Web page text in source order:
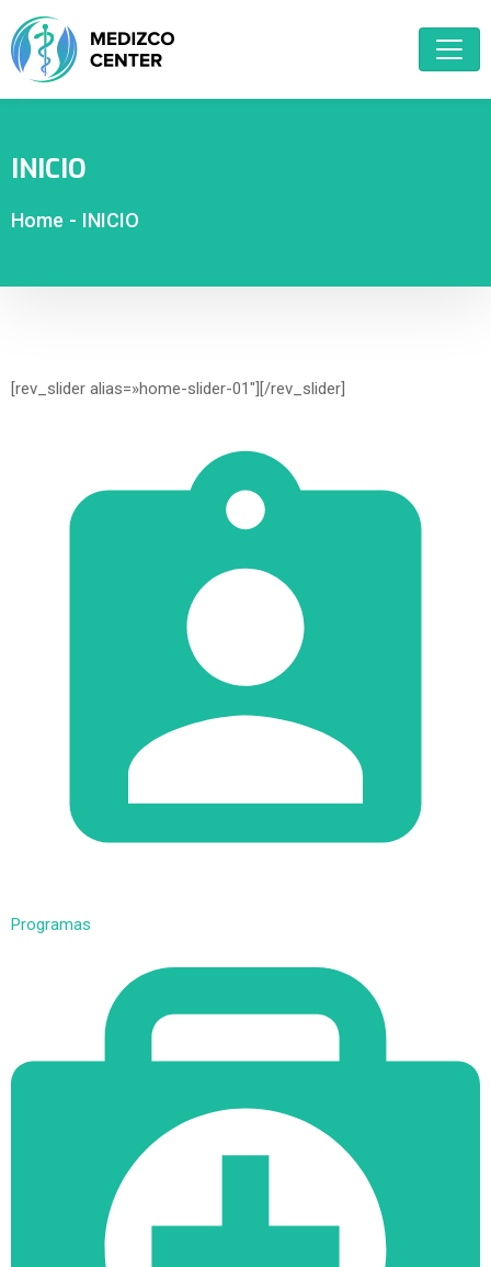
INICIO
Home - INICIO
[rev_slider alias=»home-slider-01″][/rev_slider]
Programas